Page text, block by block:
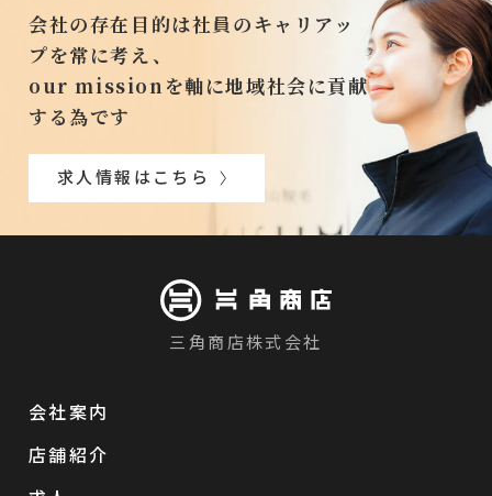
会社の存在目的は社員のキャリアッ
プを常に考え、
our missionを軸に地域社会に貢献
する為です
求人情報はこちら
三角商店株式会社
会社案内
店舗紹介